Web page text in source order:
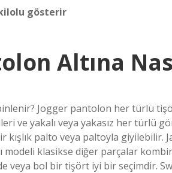
gösterir
Altına
Jogger pantolon her türlü
ve yakalı veya yakasız her türlü
kışlık palto veya paltoyla
modeli klasikse diğer parçalar
veya bol bir tişört iyi bir seçimdir.